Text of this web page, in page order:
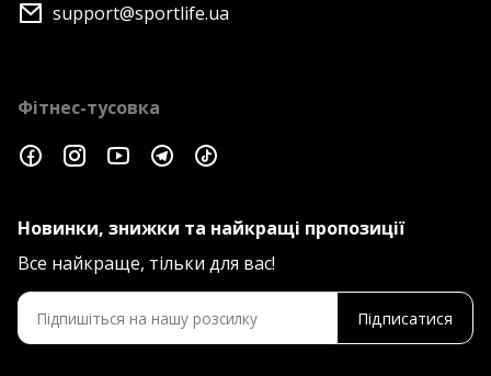
support@sportlife.ua
Фітнес-тусовка
Новинки, знижки та найкращі пропозиції
Все найкраще, тільки для вас!
Підписатися